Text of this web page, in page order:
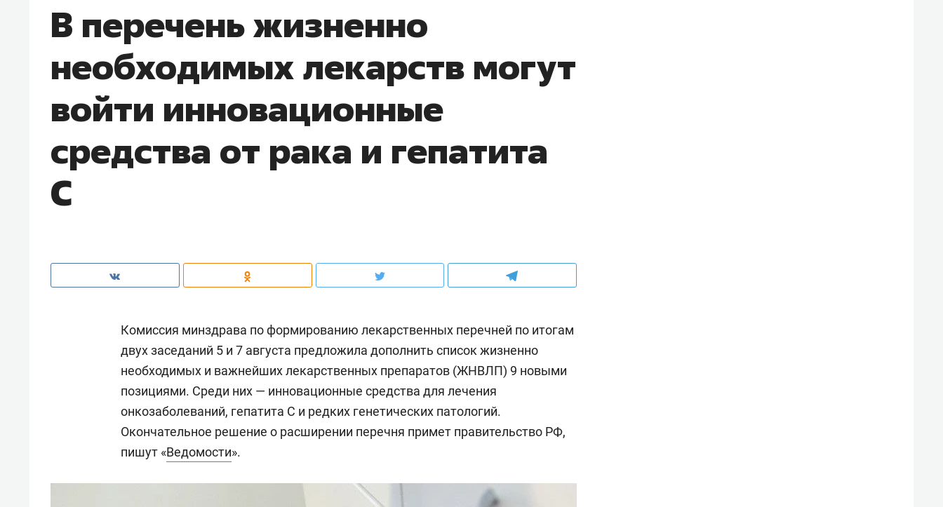
В перечень жизненно
необходимых лекарств могут
войти инновационные
средства от рака и гепатита
С
Комиссия минздрава по формированию лекарственных перечней по итогам
двух заседаний 5 и 7 августа предложила дополнить список жизненно
необходимых и важнейших лекарственных препаратов (ЖНВЛП) 9 новыми
позициями. Среди них — инновационные средства для лечения
онкозаболеваний, гепатита С и редких генетических патологий.
Окончательное решение о расширении перечня примет правительство РФ,
пишут «Ведомости».